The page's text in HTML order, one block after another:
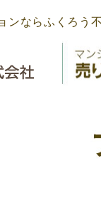
ンならふくろう